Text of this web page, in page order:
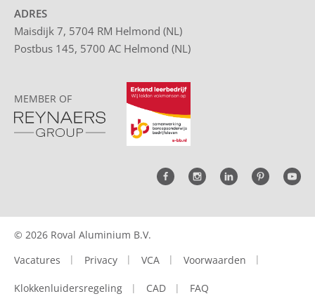
ADRES
Maisdijk 7, 5704 RM Helmond (NL)
Postbus 145, 5700 AC Helmond (NL)
MEMBER OF
© 2026 Roval Aluminium B.V.
Vacatures
Privacy VCA Voorwaarden
Klokkenluidersregeling CAD FAQ